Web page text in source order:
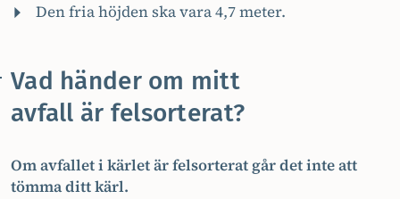
Den fria höjden ska vara 4,7 meter.
Vad händer om mitt
avfall är felsorterat?
Om avfallet i kärlet är felsorterat går det inte att
tömma ditt kärl.